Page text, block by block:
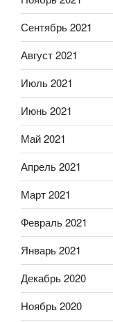
Сентябрь 2021
Август 2021
Июль 2021
Июнь 2021
Май 2021
Апрель 2021
Март 2021
Февраль 2021
Январь 2021
Декабрь 2020
Ноябрь 2020